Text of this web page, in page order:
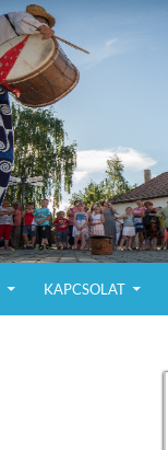
KAPCSOLAT